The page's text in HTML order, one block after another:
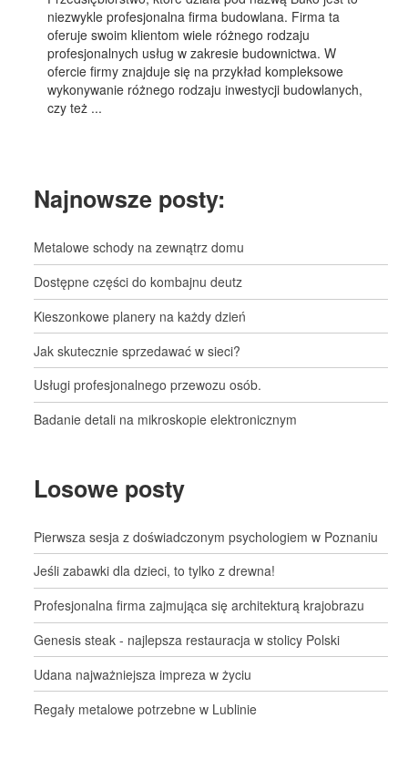
niezwykle profesjonalna firma budowlana. Firma ta
oferuje swoim klientom wiele różnego rodzaju
profesjonalnych usług w zakresie budownictwa. W
ofercie firmy znajduje się na przykład kompleksowe
wykonywanie różnego rodzaju inwestycji budowlanych,
czy też ...
Najnowsze posty:
Metalowe schody na zewnątrz domu
Dostępne części do kombajnu deutz
Kieszonkowe planery na każdy dzień
Jak skutecznie sprzedawać w sieci?
Usługi profesjonalnego przewozu osób.
Badanie detali na mikroskopie elektronicznym
Losowe posty
Pierwsza sesja z doświadczonym psychologiem w Poznaniu
Jeśli zabawki dla dzieci, to tylko z drewna!
Profesjonalna firma zajmująca się architekturą krajobrazu
Genesis steak - najlepsza restauracja w stolicy Polski
Udana najważniejsza impreza w życiu
Regały metalowe potrzebne w Lublinie